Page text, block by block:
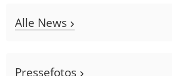
Alle News
Pressefotos